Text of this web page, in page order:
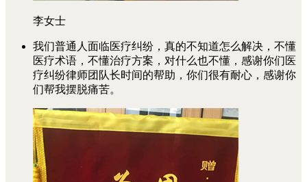
李女士
我们普通人面临医疗纠纷，真的不知道怎么解决，不懂
医疗术语，不懂治疗方案，对什么也不懂，感谢你们医
疗纠纷律师团队长时间的帮助，你们很有耐心，感谢你
们帮我摆脱痛苦。